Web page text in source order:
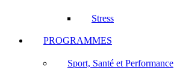
Stress
PROGRAMMES
Sport, Santé et Performance